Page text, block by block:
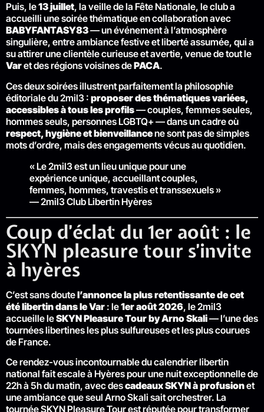
Puis, le13 juillet, la veille de la Fête Nationale, le club a
accueilli une soirée thématique en collaboration avec
BABYFANTASY83— un événement à l’atmosphère
singulière, entre ambiance festive et liberté assumée, qui a
su attirer une clientèle curieuse et avertie, venue de tout le
Varet des régions voisines dePACA.
Ces deux soirées illustrent parfaitement la philosophie
éditoriale du 2mil3 : proposer des thématiques variées,
accessibles à tous les profils— couples, femmes seules,
hommes seuls, personnes LGBTQ+ — dans un cadre où
respect, hygiène et bienveillancene sont pas de simples
mots d’ordre, mais des engagements vécus au quotidien.
« Le 2mil3 est un lieu unique pour une
expérience unique, accueillant couples,
femmes, hommes, travestis et transsexuels »
— 2mil3 Club Libertin Hyères
Coup d’éclat du 1er août : le
SKYN pleasure tour s’invite
à hyères
C’est sans doutel’annonce la plus retentissante de cet
été libertin dans le Var : le1er août 2026, le 2mil3
accueille leSKYN Pleasure Tour by Arno Skali— l’une des
tournées libertines les plus sulfureuses et les plus courues
de France.
Ce rendez-vous incontournable du calendrier libertin
national fait escale à Hyères pour une nuit exceptionnelle de
22h à 5h du matin, avec descadeaux SKYN à profusionet
une ambiance que seul Arno Skali sait orchestrer. La
tournée SKYN Pleasure Tour est réputée pour transformer